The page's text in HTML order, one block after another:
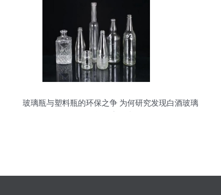
玻璃瓶与塑料瓶的环保之争 为何研究发现白酒玻璃